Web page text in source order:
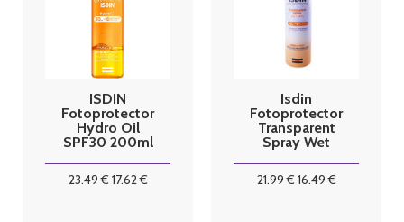
ISDIN
Fotoprotector
Hydro Oil
SPF30 200ml
23.49€17.62€
Isdin
Fotoprotector
Transparent
Spray Wet
250 ml
21.99€16.49€